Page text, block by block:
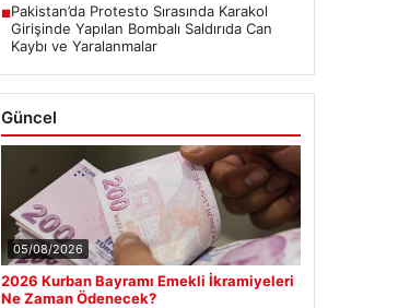
■Pakistan’da Protesto Sırasında Karakol
Girişinde Yapılan Bombalı Saldırıda Can
Kaybı ve Yaralanmalar
Güncel
05/08/2026
2026 Kurban Bayramı Emekli İkramiyeleri
Ne Zaman Ödenecek?